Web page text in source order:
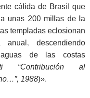
cálida de Brasil que
unas 200 millas de la
templadas eclosionan
descendiendo
de las costas
“Contribución al
1988)».